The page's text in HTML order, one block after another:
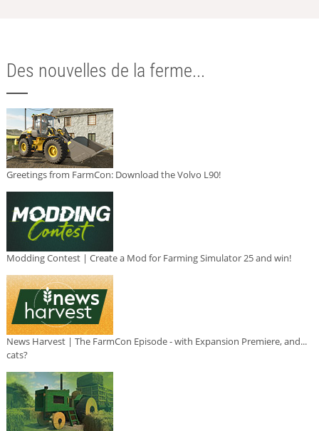
Des nouvelles de la ferme...
Greetings from FarmCon: Download the Volvo L90!
Modding Contest | Create a Mod for Farming Simulator 25 and win!
News Harvest | The FarmCon Episode - with Expansion Premiere, and...
cats?